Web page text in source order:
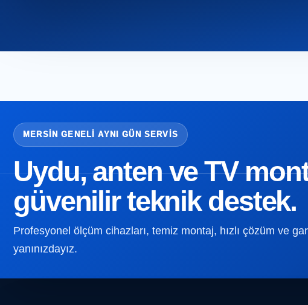
MERSIN GENELI AYNI GÜN SERVIS
Uydu, anten ve TV
güvenilir teknik destek.
Profesyonel ölçüm cihazları, temiz montaj, hızlı çözüm ve
yanınızdayız.